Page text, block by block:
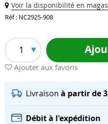
Voir la disponibilité en
Réf : NC2925-908
1
Ajouter aux favoris
Livraison à partir de
Débit à l'expédition